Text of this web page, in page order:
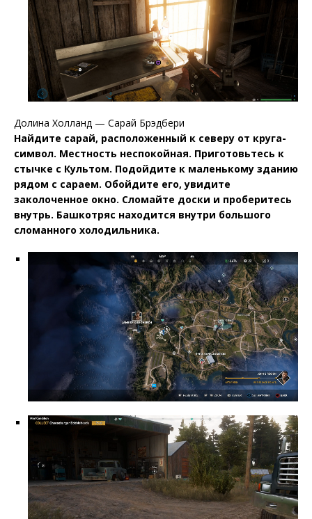
Долина Холланд — Сарай Брэдбери
Найдите сарай, расположенный к северу от круга-
символ. Местность неспокойная. Приготовьтесь к
стычке с Культом. Подойдите к маленькому зданию
рядом с сараем. Обойдите его, увидите
заколоченное окно. Сломайте доски и проберитесь
внутрь. Башкотряс находится внутри большого
сломанного холодильника.